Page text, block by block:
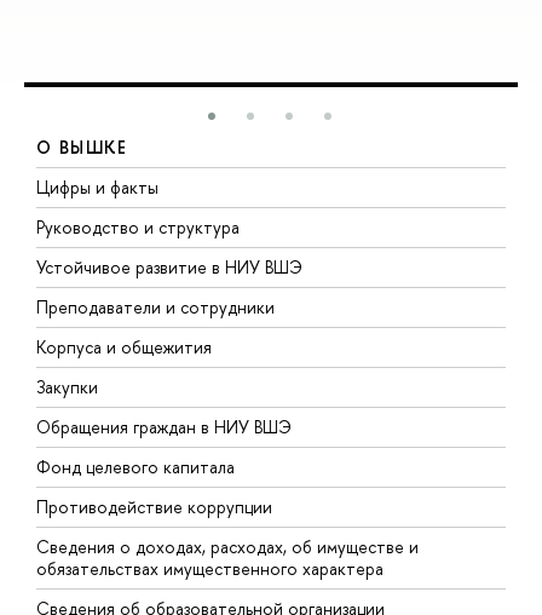
О ВЫШКЕ
Цифры и факты
Руководство и структура
Устойчивое развитие в НИУ ВШЭ
Преподаватели и сотрудники
Корпуса и общежития
Закупки
Обращения граждан в НИУ ВШЭ
Фонд целевого капитала
Противодействие коррупции
Сведения о доходах, расходах, об имуществе и
обязательствах имущественного характера
Сведения об образовательной организации